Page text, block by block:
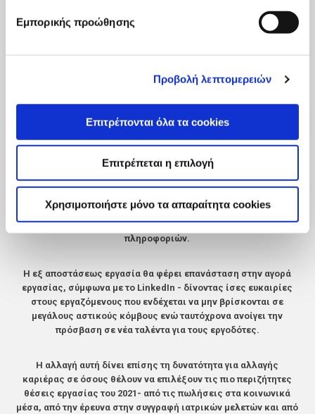
Εμπορικής προώθησης
Προβολή λεπτομερειών
Επιτρέπονται όλα τα cookies
Επιτρέπεται η επιλογή
Χρησιμοποιήστε μόνο τα απαραίτητα cookies
υποδηλώνει ότιοι ηγέτες των επιχειρήσεων συνεχίζουν να
επικεντρώνονται στον γρήγορο ψηφιακό μετασχηματισμό.
επίσης να εφαρμόζει νέα ψηφιακά εργαλεία για να επιτρέψει τη
Η Έκθεση Future of Jobs αποκάλυψε μια τετραπλάσια αύξηση του
αριθμού των ατόμων που αναζητούνδιαδικτυακές ευκαιρίες
μάθησης από τους εργοδότες και εννέα φορές αύξηση των
διαδικτυακών μαθητών που έχουν πρόσβαση σε τέτοια
έχουν επικεντρωθεί περισσότερο στην εκμάθηση ψηφιακών
δεξιοτήτων, όπως η ανάλυση δεδομένων και η τεχνολογία
πληροφοριών.
Η εξ αποστάσεως εργασία θα φέρει επανάσταση στην αγορά
εργασίας, σύμφωνα με το LinkedIn - δίνοντας ίσες ευκαιρίες
στους εργαζόμενους που ενδέχεται να μην βρίσκονται σε
μεγάλους αστικούς κόμβους ενώ ταυτόχρονα ανοίγει την
πρόσβαση σε νέα ταλέντα για τους εργοδότες.
Η αλλαγή αυτή δίνει επίσης τη δυνατότητα για αλλαγής
καριέρας σε όσους θέλουν να επιλέξουν τις πιο περιζήτητες
θέσεις εργασίας του 2021- από τις πωλήσεις στα κοινωνικά
μέσα, από την έρευνα στην συγγραφή ιατρικών μελετών και από